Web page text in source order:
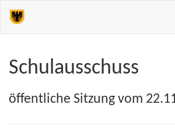
Schulausschuss
öffentliche Sitzung vom